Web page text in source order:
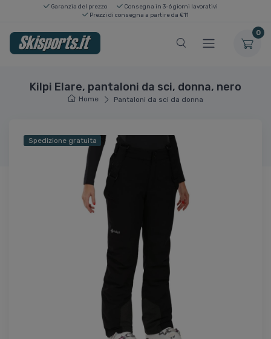
Garanzia del prezzo
Consegna in 3-6 giorni lavorativi
Prezzi di consegna a partire da €11
0
Kilpi Elare, pantaloni da sci, donna, nero
Home Pantaloni da sci da donna
Spedizione gratuita